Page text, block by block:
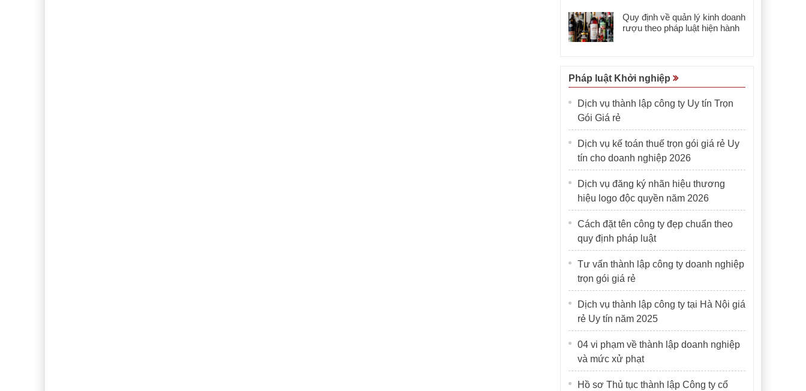
Quy định về quản lý kinh doanh
rượu theo pháp luật hiện hành
Pháp luật Khởi nghiệp
Dịch vụ thành lập công ty Uy tín Trọn
Gói Giá rẻ
Dịch vụ kế toán thuế trọn gói giá rẻ Uy
tín cho doanh nghiệp 2026
Dịch vụ đăng ký nhãn hiệu thương
hiệu logo độc quyền năm 2026
Cách đặt tên công ty đẹp chuẩn theo
quy định pháp luật
Tư vấn thành lập công ty doanh nghiệp
trọn gói giá rẻ
Dịch vụ thành lập công ty tại Hà Nội giá
rẻ Uy tín năm 2025
04 vi phạm về thành lập doanh nghiệp
và mức xử phạt
Hồ sơ Thủ tục thành lập Công ty cổ